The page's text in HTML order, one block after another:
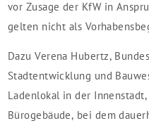
vor Zusage der KfW in
gelten nicht als
Dazu Verena Hubertz,
Stadtentwicklung und
Ladenlokal in der
Bürogebäude, bei dem